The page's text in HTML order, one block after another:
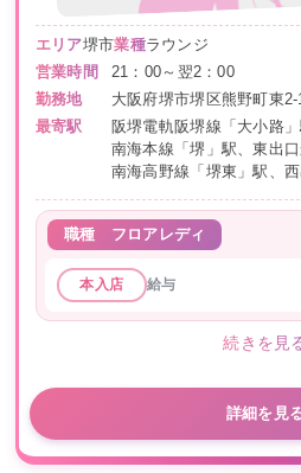
エリア堺市業種ラウンジ
営業時間
21：00～翌2：00
勤務地
大阪府堺市堺区熊野町
最寄駅
阪堺電軌阪堺線「大小路
南海本線「堺」駅、東出
南海高野線「堺東」駅、
職種 フロアレディ
本入店 給与
続きを見
詳細を見